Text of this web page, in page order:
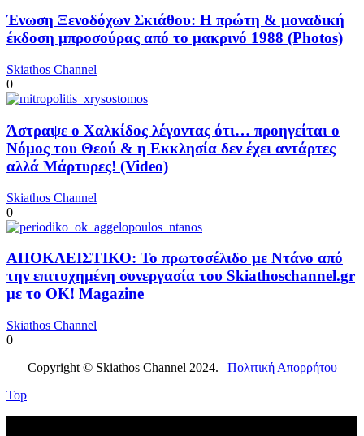
Ένωση Ξενοδόχων Σκιάθου: Η πρώτη & μοναδική
έκδοση μπροσούρας από το μακρινό 1988 (Photos)
Skiathos Channel
0
Άστραψε ο Χαλκίδος λέγοντας ότι… προηγείται ο
Νόμος του Θεού & η Εκκλησία δεν έχει αντάρτες
αλλά Μάρτυρες! (Video)
Skiathos Channel
0
ΑΠΟΚΛΕΙΣΤΙΚΟ: Το πρωτοσέλιδο με Ντάνο από
την επιτυχημένη συνεργασία του Skiathoschannel.gr
με το OK! Magazine
Skiathos Channel
0
Copyright © Skiathos Channel 2024. | Πολιτική Απορρήτου
Top